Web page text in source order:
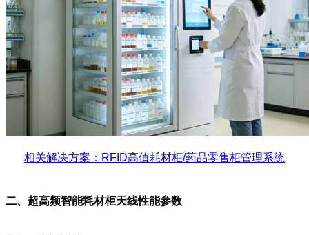
相关解决方案：RFID高值耗材柜/药品零售柜管理系统
二、超高频智能耗材柜天线性能参数